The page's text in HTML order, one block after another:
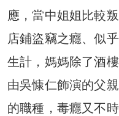
應，當中姐姐比較
店鋪盜竊之癮、似
生計，媽媽除了酒
由吳慷仁飾演的父
的職種，毒癮又不